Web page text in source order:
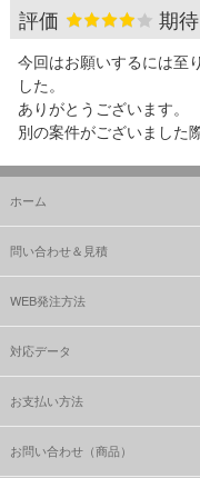
評価 期
今回はお願いするには至
した。
ありがとうございます。
別の案件がございました
ホーム
問い合わせ＆見積
WEB発注方法
対応データ
お支払い方法
お問い合わせ（商品）